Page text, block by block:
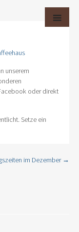
ZUM
INHALT
unserem
oder direkt
Setze ein
im Dezember →